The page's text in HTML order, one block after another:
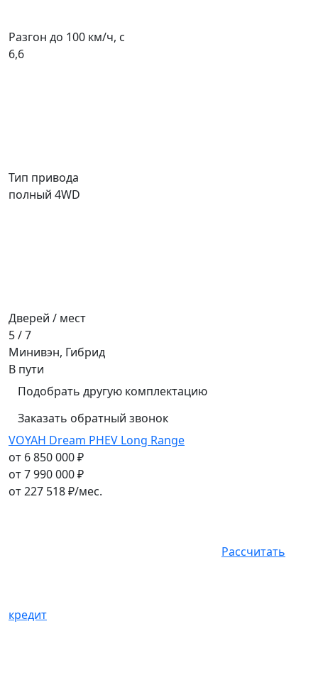
Разгон до 100 км/ч, с
6,6
Тип привода
полный 4WD
Дверей / мест
5 / 7
Минивэн, Гибрид
В пути
Подобрать другую комплектацию
Заказать обратный звонок
VOYAH Dream PHEV Long Range
от 6 850 000 ₽
от 7 990 000 ₽
от227 518₽/мес.
Рассчитать
кредит